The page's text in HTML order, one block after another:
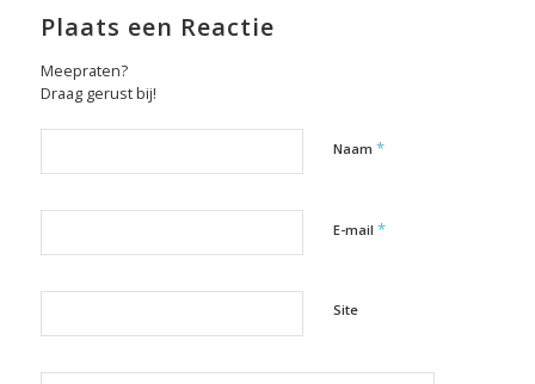
Plaats een Reactie
Meepraten?
Draag gerust bij!
Naam *
E-mail *
Site